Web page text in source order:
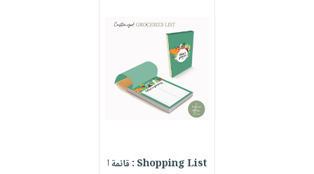
Shopping List : قائمة ا